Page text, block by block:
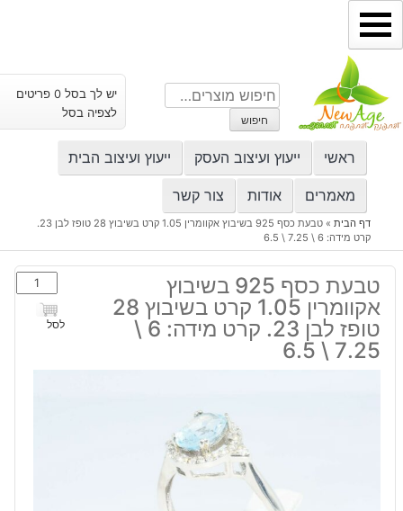
דילוג
לתוכן
חיפוש
עבור:
חיפוש
יש לך בסל 0 פריטים
לצפיה בסל
ראשי ייעוץ ועיצוב העסק ייעוץ ועיצוב הבית
מאמרים אודות צור קשר
דף הבית»
טבעת כסף 925 בשיבוץ אקוומרין 1.05 קרט בשיבוץ 28 טופז לבן 23.
קרט מידה: 6 \ 7.25 \ 6.5
טבעת כסף 925 בשיבוץ
אקוומרין 1.05 קרט בשיבוץ 28
טופז לבן 23. קרט מידה: 6 \
7.25 \ 6.5
כמות
של
טבעת
לסל